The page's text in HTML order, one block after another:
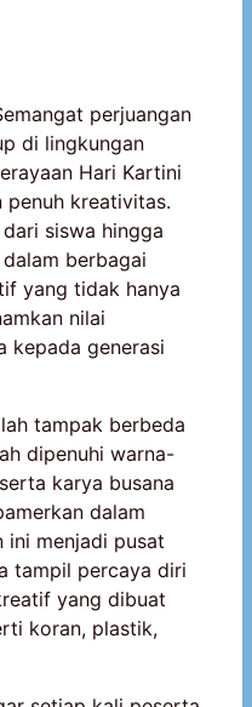
perjuangan
di lingkungan
Hari Kartini
penuh kreativitas.
siswa hingga
berbagai
yang tidak hanya
nilai
kepada generasi
tampak berbeda
dipenuhi warna-
karya busana
dalam
ini menjadi pusat
tampil percaya diri
yang dibuat
koran, plastik,